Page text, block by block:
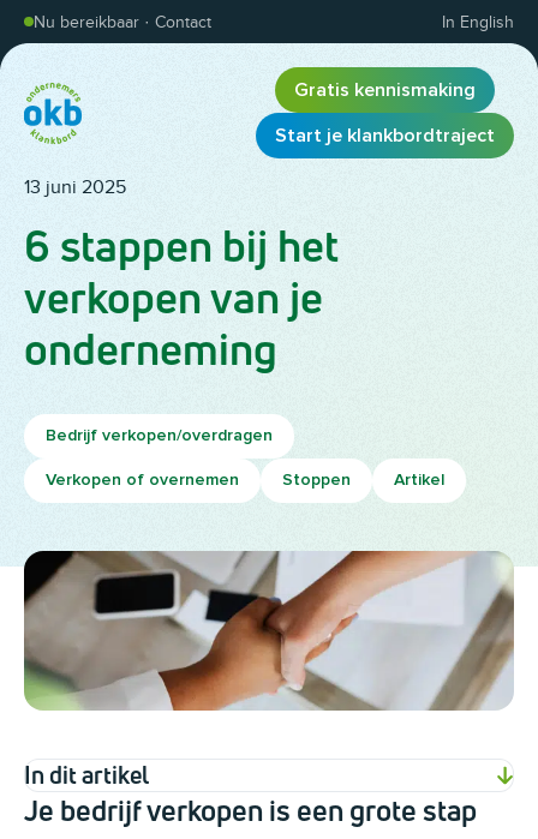
Overslaan en inhoud weergeven
Nu bereikbaar · Contact In English
Gratis kennismaking
Start je klankbordtraject
13 juni 2025
6 stappen bij het
verkopen van je
onderneming
Bedrijf verkopen/overdragen
Verkopen of overnemen Stoppen Artikel
In dit artikel
Je bedrijf verkopen is een grote stap